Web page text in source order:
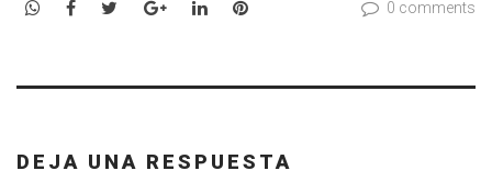
WhatsApp
Facebook
TwitterGoogle+LinkedInPinterest 0 comments
DEJA UNA RESPUESTA